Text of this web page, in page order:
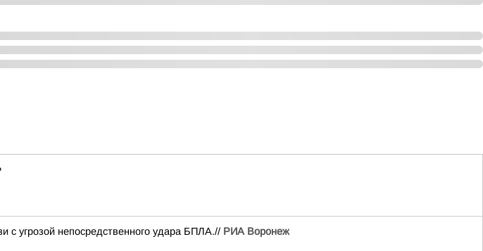
с угрозой непосредственного удара БПЛА.// РИА Воронеж